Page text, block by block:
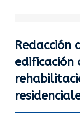
Redacción